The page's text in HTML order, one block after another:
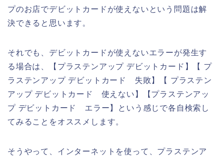
プのお店でデビットカードが使えないという問題は解
決できると思います。
それでも、デビットカードが使えないエラーが発生す
る場合は、【プラステンアップ デビットカード】【 プ
ラステンアップ デビットカード 失敗】【 プラステン
アップ デビットカード 使えない】【プラステンアッ
プ デビットカード エラー】という感じで各自検索し
てみることをオススメします。
そうやって、インターネットを使って、プラステンア